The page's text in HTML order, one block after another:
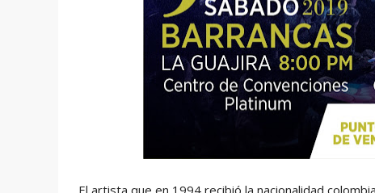
El artista que en 1994 recibió la nacionalidad